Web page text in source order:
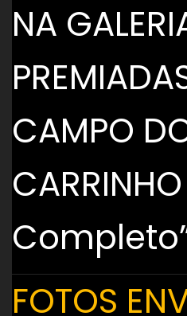
NA
CAMPO
FOTOS